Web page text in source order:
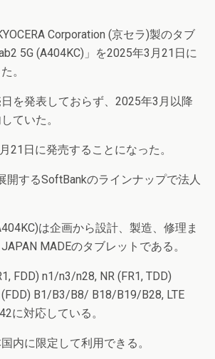
Corporation (京セラ)製のタブ
5G (A404KC)」を2025年3月21日に
。
を発表しておらず、2025年3月以降
ていた。
21日に発売することになった。
開するSoftBankのラインナップで法人
は企画から設計、製造、修理ま
MADEのタブレットである。
FDD) n1/n3/n28, NR (FR1, TDD)
B1/B3/B8/ B18/B19/B28, LTE
に対応している。
内に限定して利用できる。